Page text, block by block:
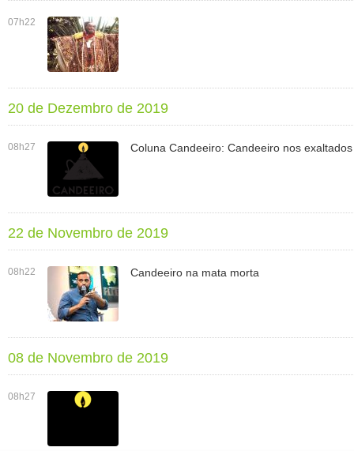
07h22
20 de Dezembro de 2019
08h27 Coluna Candeeiro: Candeeiro nos
22 de Novembro de 2019
08h22 Candeeiro na mata morta
08 de Novembro de 2019
08h27